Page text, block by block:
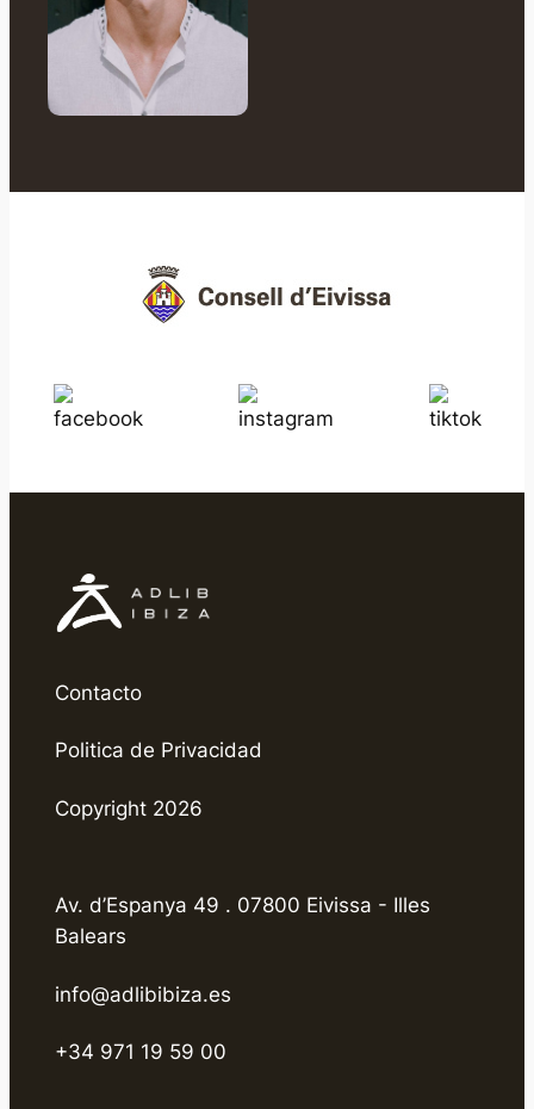
Contacto
Politica de Privacidad
Copyright 2026
Av. d’Espanya 49 . 07800 Eivissa - Illes
Balears
info@adlibibiza.es
+34 971 19 59 00